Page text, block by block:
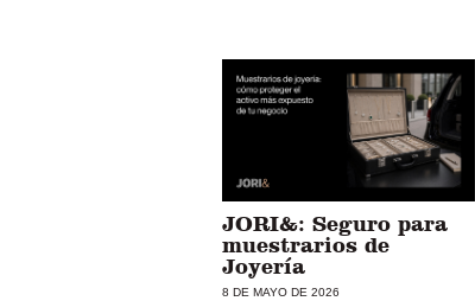
JORI&: Seguro para
muestrarios de
Joyería
8 DE MAYO DE 2026